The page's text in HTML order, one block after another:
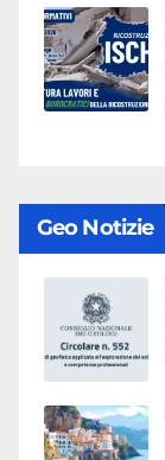
Geo Notizie